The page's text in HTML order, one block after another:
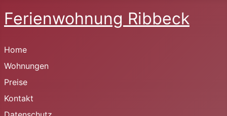
Ferienwohnung Ribbeck
Home
Wohnungen
Preise
Kontakt